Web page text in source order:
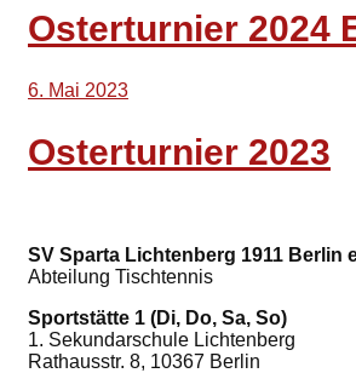
Osterturnier 2024
6. Mai 2023
Osterturnier 2023
SV Sparta Lichtenberg 1911 Berlin
Abteilung Tischtennis
Sportstätte 1 (Di, Do, Sa, So)
1. Sekundarschule Lichtenberg
Rathausstr. 8, 10367 Berlin